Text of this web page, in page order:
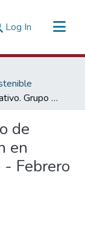
Log In (current)
Boletín informativo. Grupo de investigación e innovación en biocomercio - GIIB. Enero - Febrero 2013
de
en
- Febrero